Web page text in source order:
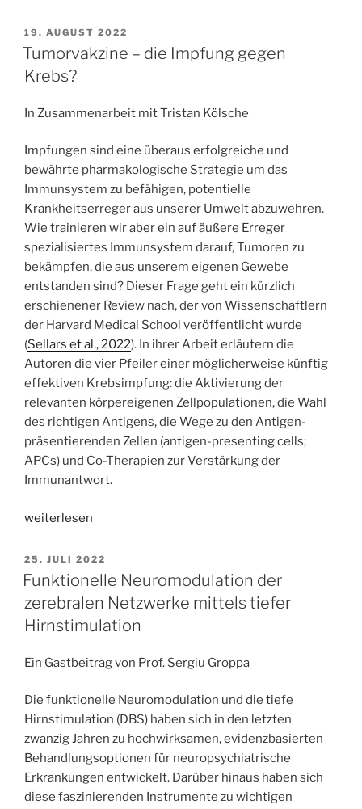
Anja
Eschweiler,
Kinderhospiz
Regenbogenland“
VERÖFFENTLICHT
AM
19. AUGUST 2022
Tumorvakzine – die Impfung gegen
Krebs?
In Zusammenarbeit mit Tristan Kölsche
Impfungen sind eine überaus erfolgreiche und
bewährte pharmakologische Strategie um das
Immunsystem zu befähigen, potentielle
Krankheitserreger aus unserer Umwelt abzuwehren.
Wie trainieren wir aber ein auf äußere Erreger
spezialisiertes Immunsystem darauf, Tumoren zu
bekämpfen, die aus unserem eigenen Gewebe
entstanden sind? Dieser Frage geht ein kürzlich
erschienener Review nach, der von Wissenschaftlern
der Harvard Medical School veröffentlicht wurde
(Sellars et al., 2022). In ihrer Arbeit erläutern die
Autoren die vier Pfeiler einer möglicherweise künftig
effektiven Krebsimpfung: die Aktivierung der
relevanten körpereigenen Zellpopulationen, die Wahl
des richtigen Antigens, die Wege zu den Antigen-
präsentierenden Zellen (antigen-presenting cells;
APCs) und Co-Therapien zur Verstärkung der
Immunantwort.
„Tumorvakzine
die
Impfung
gegen
Krebs?“
weiterlesen
VERÖFFENTLICHT
AM
25. JULI 2022
Funktionelle Neuromodulation der
zerebralen Netzwerke mittels tiefer
Hirnstimulation
Ein Gastbeitrag von Prof. Sergiu Groppa
Die funktionelle Neuromodulation und die tiefe
Hirnstimulation (DBS) haben sich in den letzten
zwanzig Jahren zu hochwirksamen, evidenzbasierten
Behandlungsoptionen für neuropsychiatrische
Erkrankungen entwickelt. Darüber hinaus haben sich
diese faszinierenden Instrumente zu wichtigen